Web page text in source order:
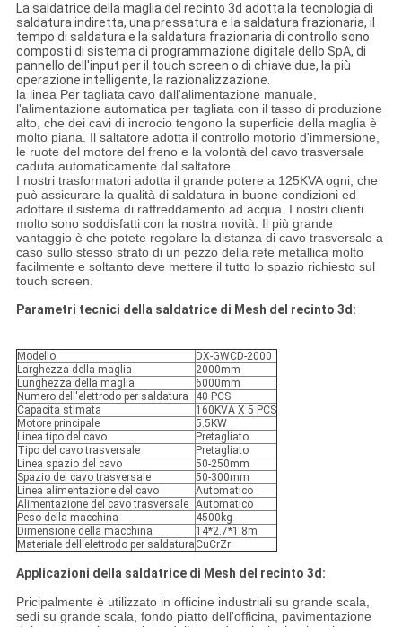
La saldatrice della maglia del recinto 3d adotta la tecnologia di
saldatura indiretta, una pressatura e la saldatura frazionaria, il
tempo di saldatura e la saldatura frazionaria di controllo sono
composti di sistema di programmazione digitale dello SpA, di
pannello dell'input per il touch screen o di chiave due, la più
operazione intelligente, la razionalizzazione.
la linea Per tagliata cavo dall'alimentazione manuale,
l'alimentazione automatica per tagliata con il tasso di produzione
alto, che dei cavi di incrocio tengono la superficie della maglia è
molto piana. Il saltatore adotta il controllo motorio d'immersione,
le ruote del motore del freno e la volontà del cavo trasversale
caduta automaticamente dal saltatore.
I nostri trasformatori adotta il grande potere a 125KVA ogni, che
può assicurare la qualità di saldatura in buone condizioni ed
adottare il sistema di raffreddamento ad acqua. I nostri clienti
molto sono soddisfatti con la nostra novità. Il più grande
vantaggio è che potete regolare la distanza di cavo trasversale a
caso sullo stesso strato di un pezzo della rete metallica molto
facilmente e soltanto deve mettere il tutto lo spazio richiesto sul
touch screen.
Parametri tecnici della saldatrice di Mesh del recinto 3d:
Modello
DX-GWCD-2000
Larghezza della maglia
2000mm
Lunghezza della maglia
6000mm
Numero dell'elettrodo per saldatura
40 PCS
Capacità stimata
160KVA X 5 PCS
Motore principale
5.5KW
Linea tipo del cavo
Pretagliato
Tipo del cavo trasversale
Pretagliato
Linea spazio del cavo
50-250mm
Spazio del cavo trasversale
50-300mm
Linea alimentazione del cavo
Automatico
Alimentazione del cavo trasversale Automatico
Peso della macchina
4500kg
Dimensione della macchina
14*2.7*1.8m
Materiale dell'elettrodo per saldatura CuCrZr
Applicazioni della saldatrice di Mesh del recinto 3d:
Pricipalmente è utilizzato in officine industriali su grande scala,
sedi su grande scala, fondo piatto dell'officina, pavimentazione